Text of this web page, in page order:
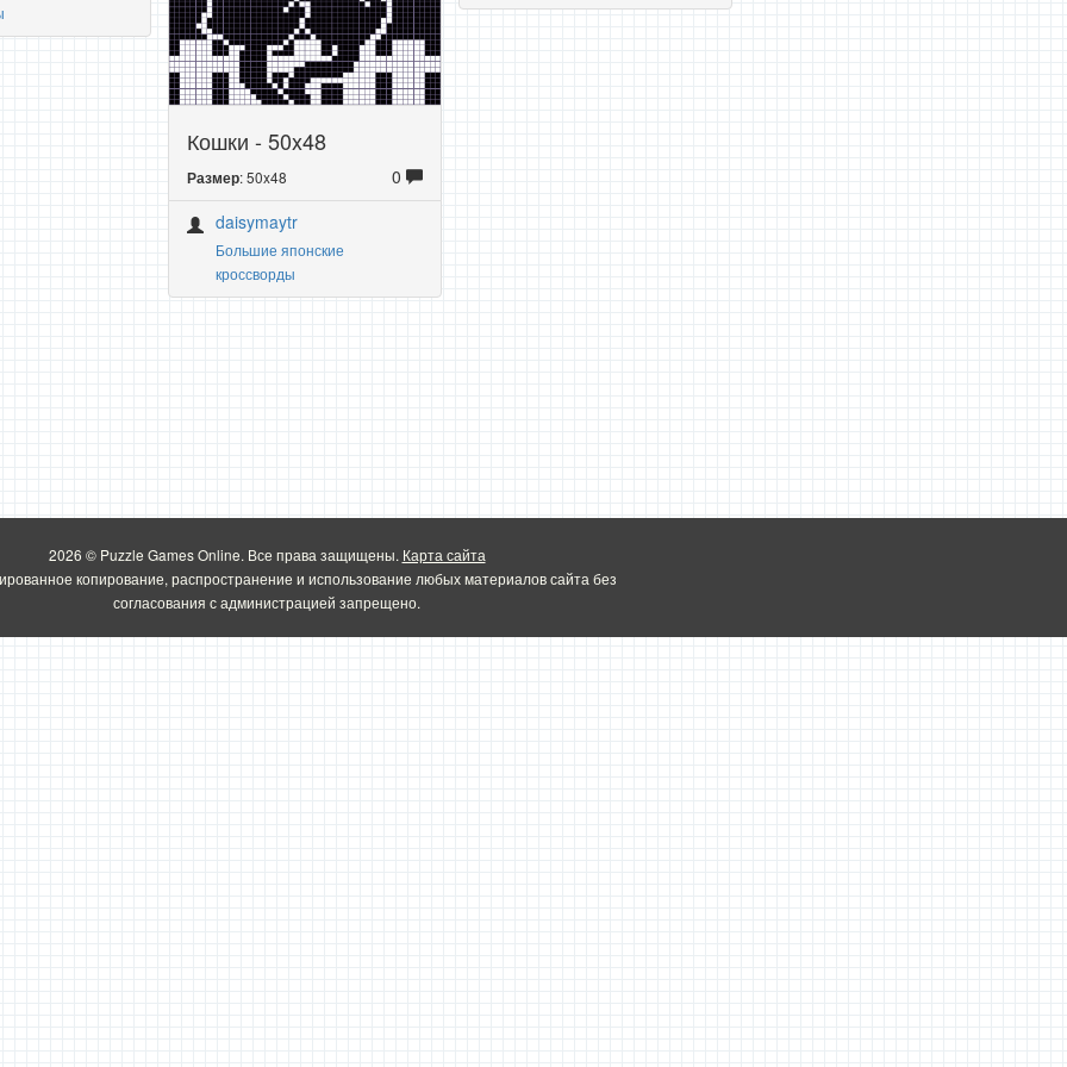
Кошки - 50x48
Размер: 50x48
0
daisymaytr
Большие японские
кроссворды
2026 © Puzzle Games Online. Все права защищены. Карта сайта
копирование, распространение и использование любых материалов сайта без
согласования с администрацией запрещено.